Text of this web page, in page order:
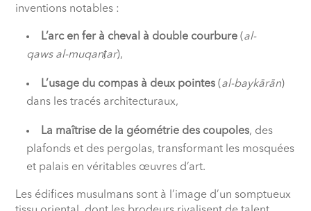
inventions notables :
L’arc en fer à cheval à double courbure (al-
qaws al-muqanṭar),
L’usage du compas à deux pointes (al-baykārān)
dans les tracés architecturaux,
La maîtrise de la géométrie des coupoles, des
plafonds et des pergolas, transformant les mosquées
et palais en véritables œuvres d’art.
Les édifices musulmans sont à l’image d’un somptueux